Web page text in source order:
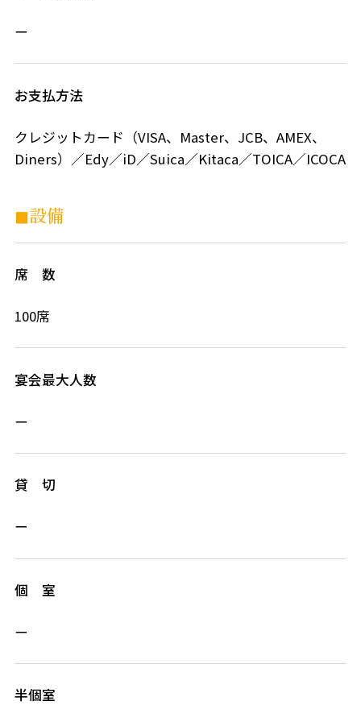
ー
お支払方法
クレジットカード（VISA、Master、JCB、AMEX、
Diners）／Edy／iD／Suica／Kitaca／TOICA／ICOCA
◼︎設備
席 数
100席
宴会最大人数
ー
貸 切
ー
個 室
ー
半個室